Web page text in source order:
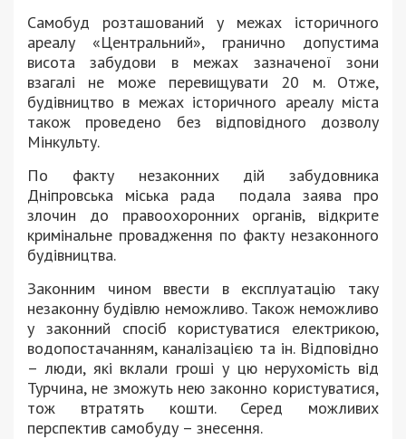
Самобуд розташований у межах історичного
ареалу «Центральний», гранично допустима
висота забудови в межах зазначеної зони
взагалі не може перевищувати 20 м. Отже,
будівництво в межах історичного ареалу міста
також проведено без відповідного дозволу
Мінкульту.
По факту незаконних дій забудовника
Дніпровська міська рада подала заява про
злочин до правоохоронних органів, відкрите
кримінальне провадження по факту незаконного
будівництва.
Законним чином ввести в експлуатацію таку
незаконну будівлю неможливо. Також неможливо
у законний спосіб користуватися електрикою,
водопостачанням, каналізацією та ін. Відповідно
– люди, які вклали гроші у цю нерухомість від
Турчина, не зможуть нею законно користуватися,
тож втратять кошти. Серед можливих
перспектив самобуду – знесення.